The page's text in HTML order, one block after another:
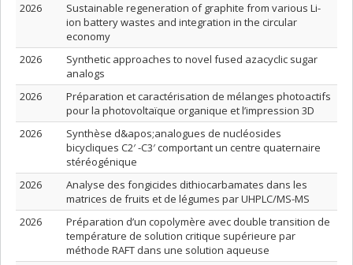
2026
Sustainable regeneration of graphite from various Li-
ion battery wastes and integration in the circular
economy
2026
Synthetic approaches to novel fused azacyclic sugar
analogs
2026
Préparation et caractérisation de mélanges photoactifs
pour la photovoltaïque organique et l’impression 3D
2026
Synthèse d&apos;analogues de nucléosides
bicycliques C2′ -C3′ comportant un centre quaternaire
stéréogénique
2026
Analyse des fongicides dithiocarbamates dans les
matrices de fruits et de légumes par UHPLC/MS-MS
2026
Préparation d’un copolymère avec double transition de
température de solution critique supérieure par
méthode RAFT dans une solution aqueuse